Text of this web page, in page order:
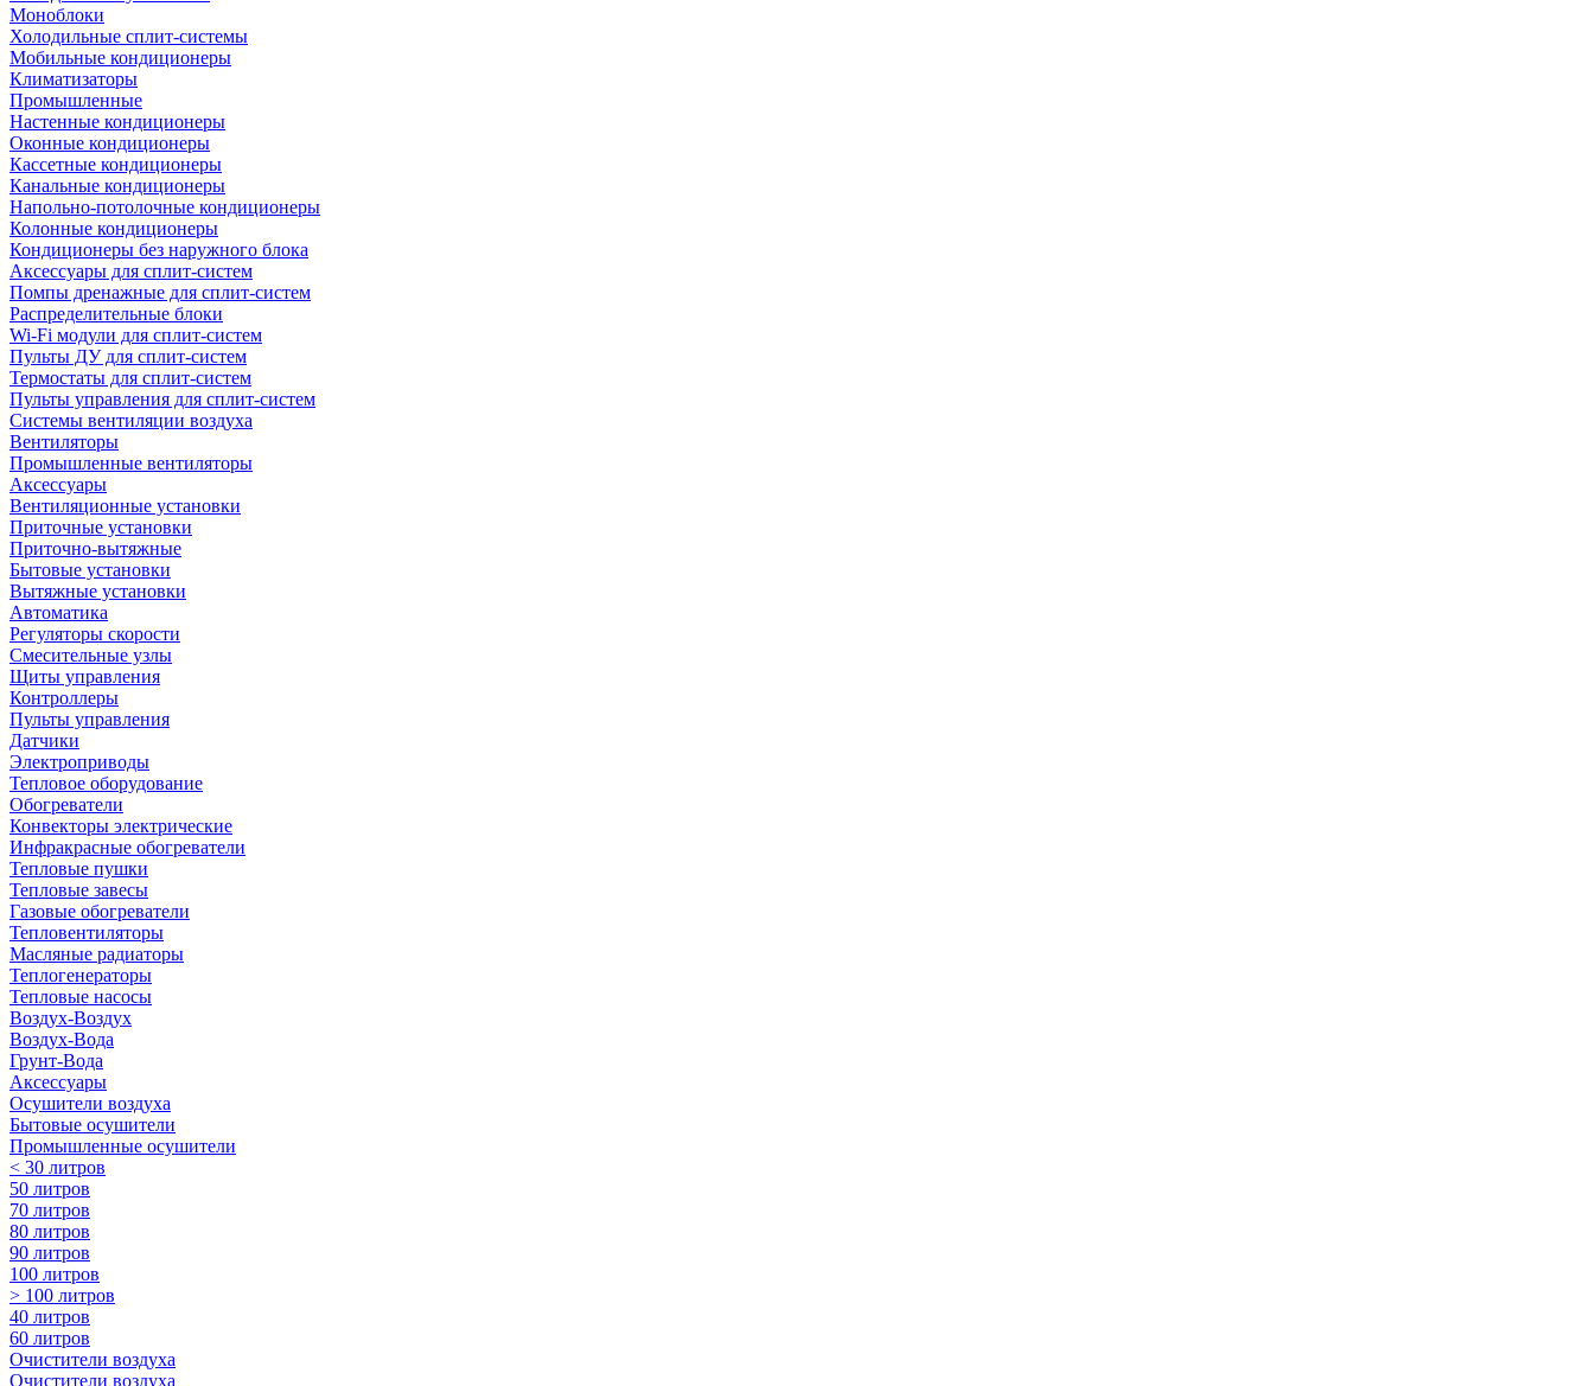
Моноблоки
Холодильные сплит-системы
Мобильные кондиционеры
Климатизаторы
Промышленные
Настенные кондиционеры
Оконные кондиционеры
Кассетные кондиционеры
Канальные кондиционеры
Напольно-потолочные кондиционеры
Колонные кондиционеры
Кондиционеры без наружного блока
Аксессуары для сплит-систем
Помпы дренажные для сплит-систем
Распределительные блоки
Wi-Fi модули для сплит-систем
Пульты ДУ для сплит-систем
Термостаты для сплит-систем
Пульты управления для сплит-систем
Системы вентиляции воздуха
Вентиляторы
Промышленные вентиляторы
Аксессуары
Вентиляционные установки
Приточные установки
Приточно-вытяжные
Бытовые установки
Вытяжные установки
Автоматика
Регуляторы скорости
Смесительные узлы
Щиты управления
Контроллеры
Пульты управления
Датчики
Электроприводы
Тепловое оборудование
Обогреватели
Конвекторы электрические
Инфракрасные обогреватели
Тепловые пушки
Тепловые завесы
Газовые обогреватели
Тепловентиляторы
Масляные радиаторы
Теплогенераторы
Тепловые насосы
Воздух-Воздух
Воздух-Вода
Грунт-Вода
Аксессуары
Осушители воздуха
Бытовые осушители
Промышленные осушители
< 30 литров
50 литров
70 литров
80 литров
90 литров
100 литров
> 100 литров
40 литров
60 литров
Очистители воздуха
Очистители воздуха